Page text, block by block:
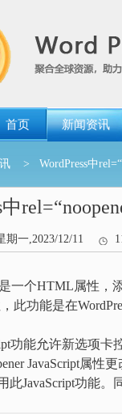
首页 新闻资讯
> WordPress中
中
期一,2023/12/11
是一个HTML属性
，此功能是在
功能允许新选项
JavaScript属性
此JavaScript功能。